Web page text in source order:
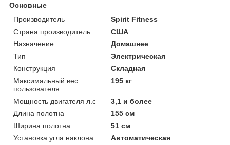
Основные
Производитель
Spirit Fitness
Страна производитель
США
Назначение
Домашнее
Тип
Электрическая
Конструкция
Складная
Максимальный вес
пользователя
195 кг
Мощность двигателя л.с
3,1 и более
Длина полотна
155 см
Ширина полотна
51 см
Установка угла наклона
Автоматическая